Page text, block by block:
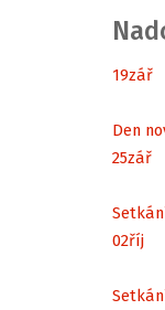
19zář
Den
25zář
02říj